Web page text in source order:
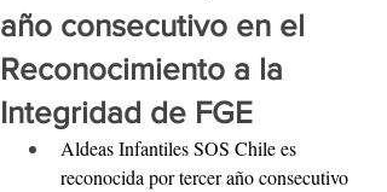
año consecutivo en el
Reconocimiento a la
Integridad de FGE
Aldeas Infantiles SOS Chile es
reconocida por tercer año consecutivo